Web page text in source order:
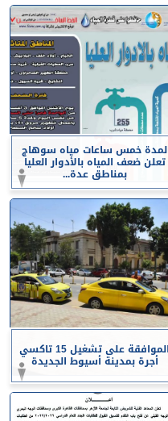
لمدة خمس ساعات مياه سوهاج
تعلن ضعف المياه بالأدوار العليا
بمناطق عدة...
الموافقة على تشغيل 15 تاكسي
أجرة بمدينة أسيوط الجديدة